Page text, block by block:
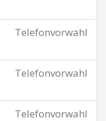
Telefonvorwahl
Telefonvorwahl
Telefonvorwahl